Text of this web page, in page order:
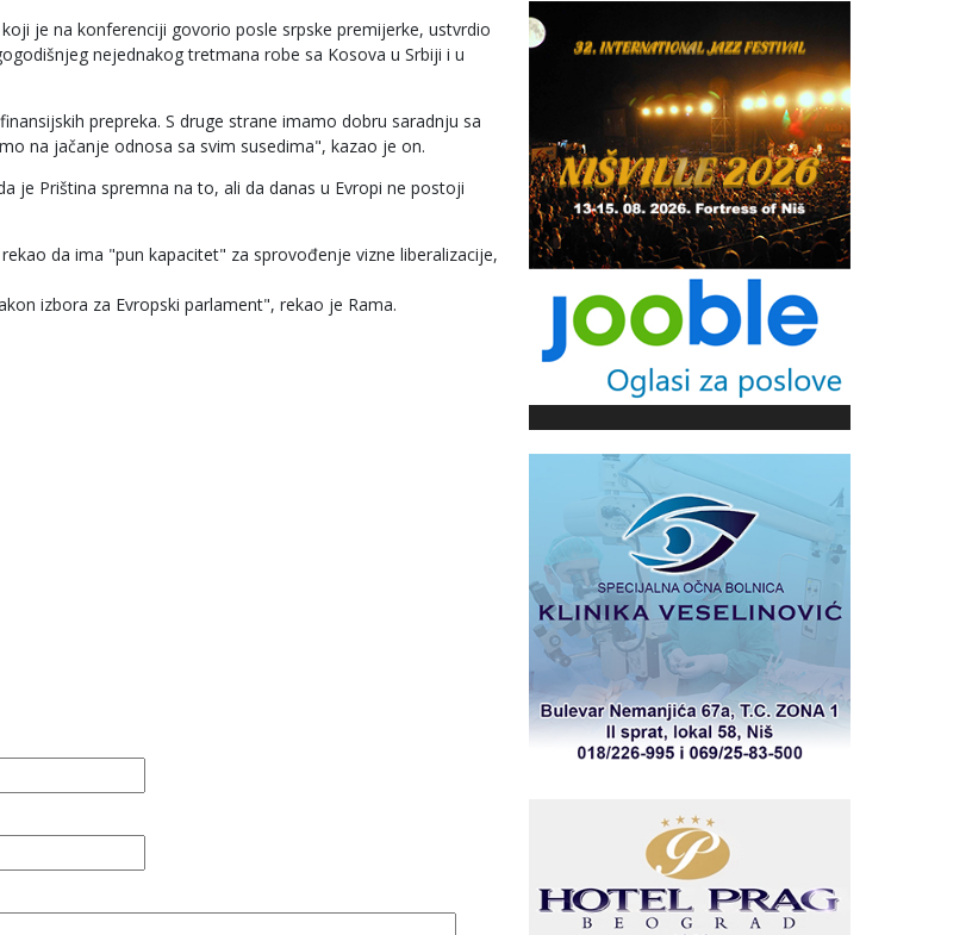
je na konferenciji govorio posle srpske premijerke, ustvrdio
nejednakog tretmana robe sa Kosova u Srbiji i u
prepreka. S druge strane imamo dobru saradnju sa
na jačanje odnosa sa svim susedima", kazao je on.
je Priština spremna na to, ali da danas u Evropi ne postoji
da ima "pun kapacitet" za sprovođenje vizne liberalizacije,
izbora za Evropski parlament", rekao je Rama.